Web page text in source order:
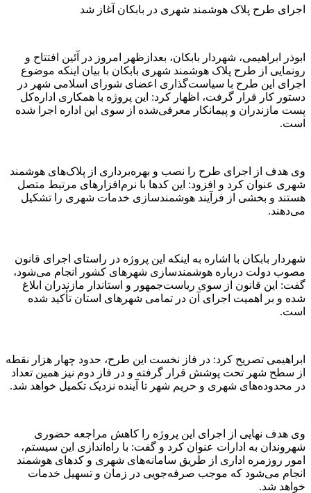
اجرای طرح پلاک هوشمند شهری در بابکان آغاز شد
ابوذر ابراهیمی، شهردار بابکان، بعدازظهر امروز در آئین افتتاح و
رونمایی از طرح پلاک هوشمند شهری بابکان با بیان اینکه موضوع
اجرای این طرح با سیاست‌گذاری اعضای شورای اسلامی شهر در
دستور کار قرار گرفت، اظهار کرد: این پروژه با همکاری اداره‌کل
پست مازندران و پیمانکار معرفی‌شده از سوی این اداره اجرا شده
است.
وی هدف از اجرای طرح را نصب و بهره‌برداری از پلاک‌های هوشمند
شهری عنوان کرد و افزود: این کدها با نرم‌افزارهای مرتبط متصل
هستند و بخشی از فرآیند هوشمندسازی خدمات شهری را تشکیل
می‌دهند.
شهردار بابکان با اشاره به اینکه این پروژه در راستای اجرای قانون
مصوب دولت درباره هوشمندسازی شهرهای کشور انجام می‌شود،
گفت: این قانون از سوی ریاست‌جمهور و استاندار مازندران ابلاغ
شده و بر اهمیت اجرای آن در تمامی شهرهای استان تأکید شده
است.
ابراهیمی تصریح کرد: در فاز نخست این طرح، حدود چهار هزار نقطه
از سطح شهر تحت پوشش قرار گرفته و در فاز دوم نیز همین تعداد
در محدوده‌های شهری و حریم شهر تا آینده نزدیک تکمیل خواهد شد.
وی هدف نهایی از اجرای این پروژه را کاهش مراجعه حضوری
شهروندان به ادارات عنوان کرد و گفت: با راه‌اندازی این سیستم،
امور روزمره اداری از طریق سامانه‌های شهری و کدهای هوشمند
انجام می‌شود که موجب صرفه‌جویی در زمان و تسهیل خدمات
خواهد شد.